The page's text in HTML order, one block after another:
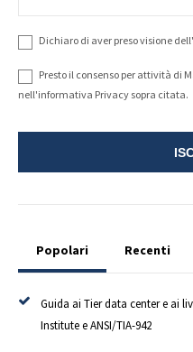
Dichiaro di aver preso visione dell'
Presto il consenso per attività di
nell'informativa Privacy sopra citata.
Popolari Recenti
Guida ai Tier data center e ai
Institute e ANSI/TIA-942